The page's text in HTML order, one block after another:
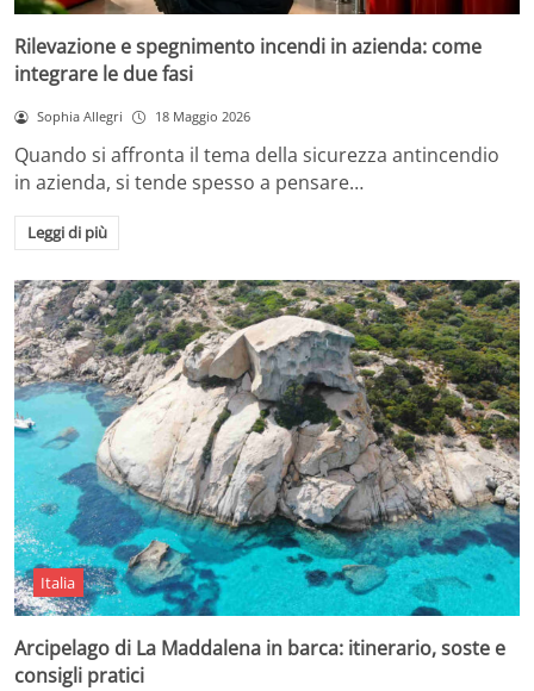
Rilevazione e spegnimento incendi in azienda: come
integrare le due fasi
Sophia Allegri 18 Maggio 2026
Quando si affronta il tema della sicurezza antincendio
in azienda, si tende spesso a pensare…
Leggi di più
Italia
Arcipelago di La Maddalena in barca: itinerario, soste e
consigli pratici